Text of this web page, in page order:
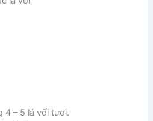
4 – 5 lá vối tươi.